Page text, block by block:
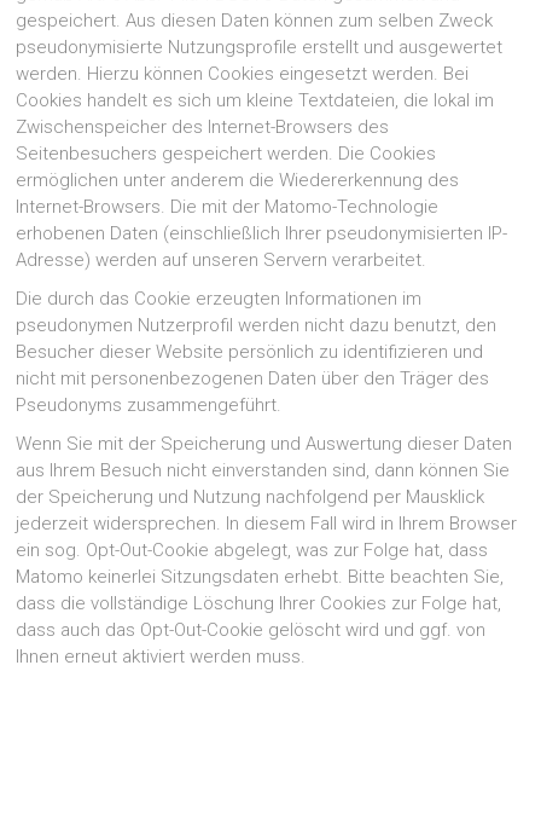
gespeichert. Aus diesen Daten können zum selben Zweck
pseudonymisierte Nutzungsprofile erstellt und ausgewertet
werden. Hierzu können Cookies eingesetzt werden. Bei
Cookies handelt es sich um kleine Textdateien, die lokal im
Zwischenspeicher des Internet-Browsers des
Seitenbesuchers gespeichert werden. Die Cookies
ermöglichen unter anderem die Wiedererkennung des
Internet-Browsers. Die mit der Matomo-Technologie
erhobenen Daten (einschließlich Ihrer pseudonymisierten IP-
Adresse) werden auf unseren Servern verarbeitet.
Die durch das Cookie erzeugten Informationen im
pseudonymen Nutzerprofil werden nicht dazu benutzt, den
Besucher dieser Website persönlich zu identifizieren und
nicht mit personenbezogenen Daten über den Träger des
Pseudonyms zusammengeführt.
Wenn Sie mit der Speicherung und Auswertung dieser Daten
aus Ihrem Besuch nicht einverstanden sind, dann können Sie
der Speicherung und Nutzung nachfolgend per Mausklick
jederzeit widersprechen. In diesem Fall wird in Ihrem Browser
ein sog. Opt-Out-Cookie abgelegt, was zur Folge hat, dass
Matomo keinerlei Sitzungsdaten erhebt. Bitte beachten Sie,
dass die vollständige Löschung Ihrer Cookies zur Folge hat,
dass auch das Opt-Out-Cookie gelöscht wird und ggf. von
Ihnen erneut aktiviert werden muss.